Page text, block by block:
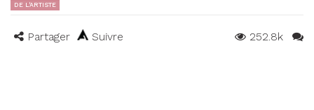
DE L'ARTISTE
Partager Suivre 252.8k